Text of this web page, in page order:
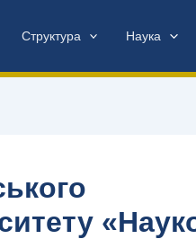
Структура Наука